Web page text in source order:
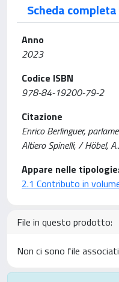
Scheda completa
Anno
2023
Codice ISBN
978-84-19200-79-2
Citazione
Enrico Berlinguer,
Altiero Spinelli, / Höbel,
Appare nelle
2.1 Contributo in
File in questo prodotto:
Non ci sono file